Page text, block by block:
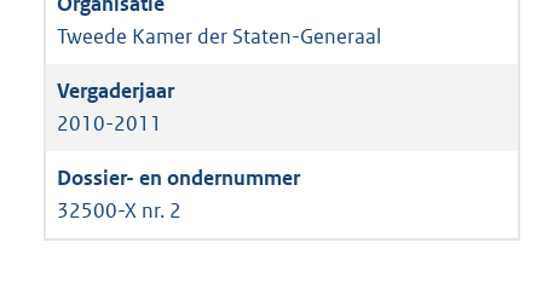
Tweede Kamer der Staten-Generaal
2010-2011
32500-X nr. 2